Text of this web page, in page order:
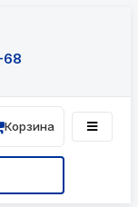
68
Корзина